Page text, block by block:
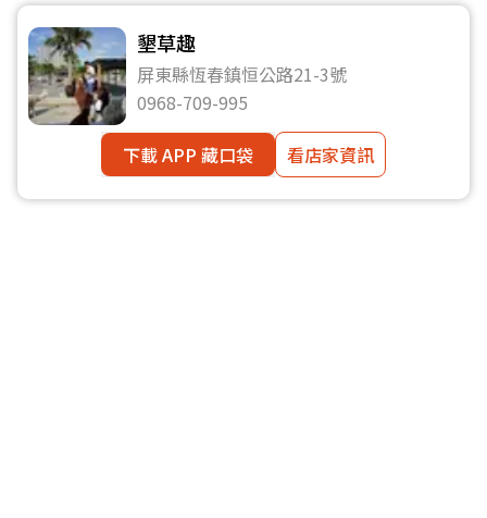
墾草趣
屏東縣恆春鎮恒公路21-3號
0968-709-995
下載 APP 藏口袋
看店家資訊